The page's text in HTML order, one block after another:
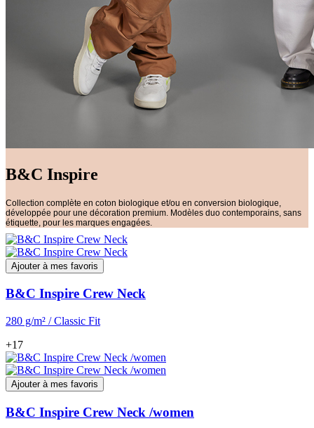
B&C Inspire
Collection complète en coton biologique et/ou en conversion biologique,
développée pour une décoration premium. Modèles duo contemporains, sans
étiquette, pour les marques engagées.
Ajouter à mes favoris
B&C Inspire Crew Neck
280 g/m² / Classic Fit
+17
Ajouter à mes favoris
B&C Inspire Crew Neck /women